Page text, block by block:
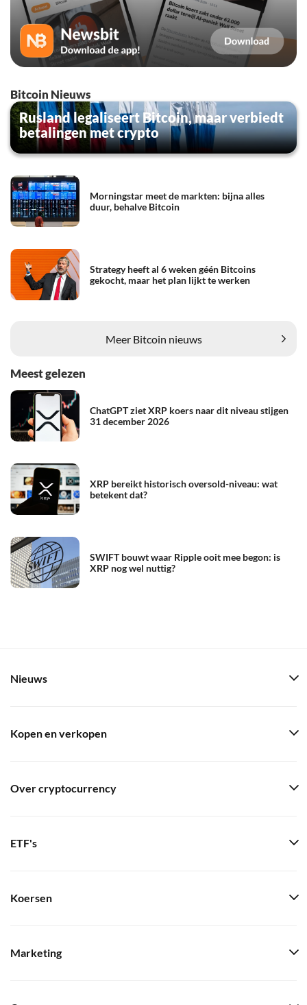
Bitcoin Nieuws
Rusland legaliseert Bitcoin, maar verbiedt
betalingen met crypto
Morningstar meet de markten: bijna alles
duur, behalve Bitcoin
Strategy heeft al 6 weken géén Bitcoins
gekocht, maar het plan lijkt te werken
Meer Bitcoin nieuws
Meest gelezen
ChatGPT ziet XRP koers naar dit niveau stijgen
31 december 2026
XRP bereikt historisch oversold-niveau: wat
betekent dat?
SWIFT bouwt waar Ripple ooit mee begon: is
XRP nog wel nuttig?
Nieuws
Kopen en verkopen
Over cryptocurrency
ETF's
Koersen
Marketing